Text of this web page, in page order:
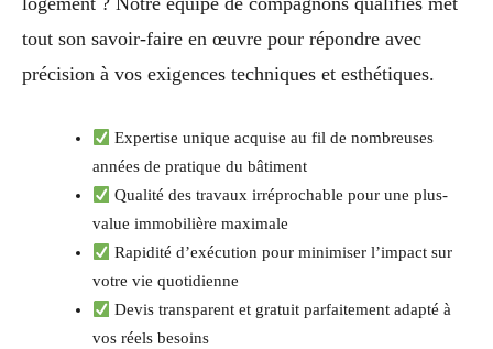
tout son savoir-faire en œuvre pour répondre avec
précision à vos exigences techniques et esthétiques.
Expertise unique acquise au fil de nombreuses
années de pratique du bâtiment
Qualité des travaux irréprochable pour une plus-
value immobilière maximale
Rapidité d’exécution pour minimiser l’impact sur
votre vie quotidienne
Devis transparent et gratuit parfaitement adapté à
vos réels besoins